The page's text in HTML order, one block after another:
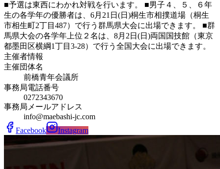
■予選は東西にわかれ対戦を行います。 ■男子４、５、６年
生の各学年の優勝者は、6月21日(日)桐生市相撲道場（桐生
市相生町2丁目487）で行う群馬県大会に出場できます。 ■群
馬県大会の各学年上位２名は、8月2日(日)両国国技館（東京
都墨田区横綱1丁目3-28）で行う全国大会に出場できます。
主催者情報
主催団体名
前橋青年会議所
事務局電話番号
0272343670
事務局メールアドレス
info@maebashi-jc.com
Facebook
Instagram